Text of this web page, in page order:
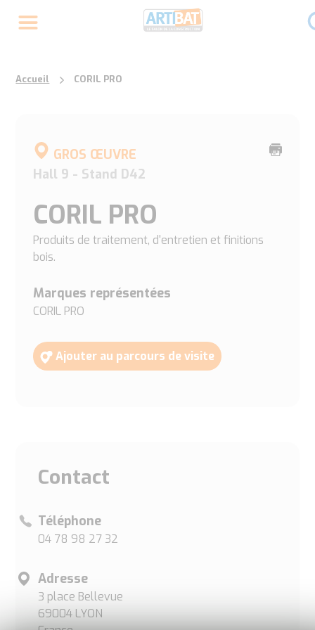
Accueil CORIL PRO
Imprimer
GROS ŒUVRE
Hall 9 - Stand D42
CORIL PRO
Produits de traitement, d'entretien et finitions
bois.
Marques représentées
CORIL PRO
Ajouter au parcours de visite
Contact
Téléphone
04 78 98 27 32
Adresse
3 place Bellevue
69004 LYON